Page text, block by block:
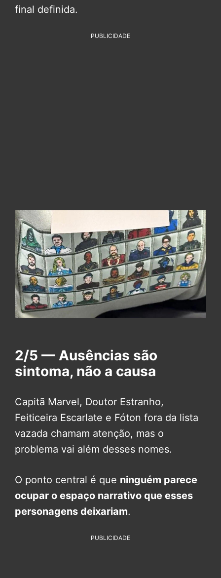
final definida.
PUBLICIDADE
2/5 — Ausências são
sintoma, não a causa
Capitã Marvel, Doutor Estranho,
Feiticeira Escarlate e Fóton fora da lista
vazada chamam atenção, mas o
problema vai além desses nomes.
O ponto central é que ninguém parece
ocupar o espaço narrativo que esses
personagens deixariam.
PUBLICIDADE